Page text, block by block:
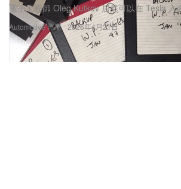
Automotive 汽車
電子工程師 Oleg Kutkov 居然可以在 Tesla 入
2026年4月21日